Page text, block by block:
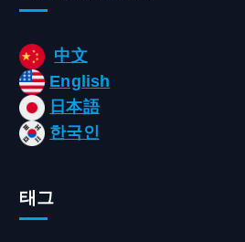
中文
English
日本語
한국인
태그